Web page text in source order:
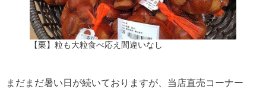
【栗】粒も大粒食べ応え間違いなし
まだまだ暑い日が続いておりますが、当店直売コーナー